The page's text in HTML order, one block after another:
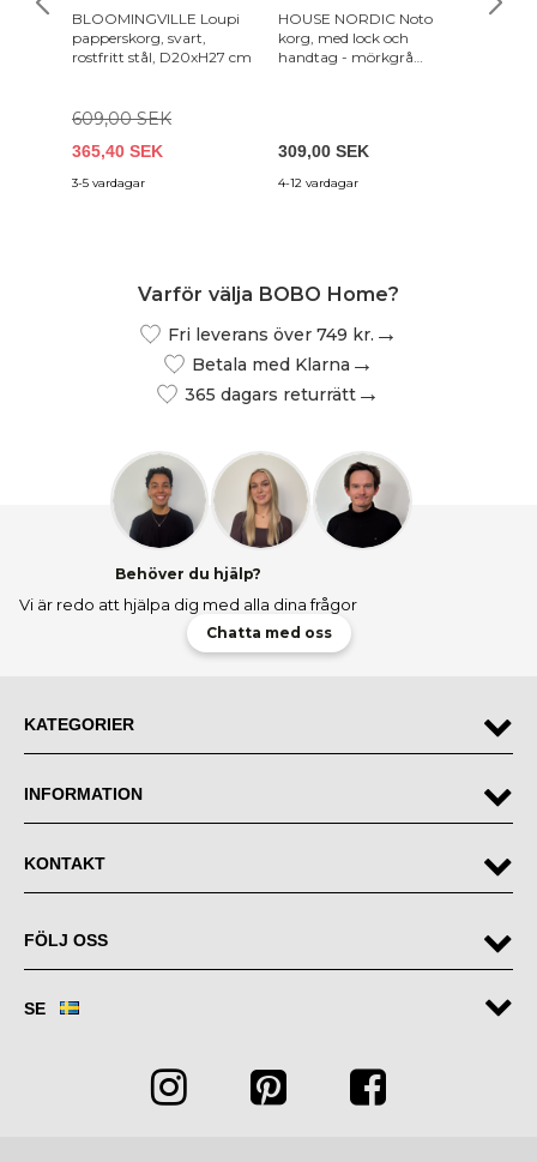
BLOOMINGVILLE Loupi
papperskorg, svart,
rostfritt stål, D20xH27 cm
609,00 SEK
365,40 SEK
3-5 vardagar
HOUSE NORDIC Noto
korg, med lock och
handtag - mörkgrå
309,00 SEK
4-12 vardagar
Varför välja BOBO Home?
Fri leverans över 749 kr.
Betala med Klarna
365 dagars returrätt
Behöver du hjälp?
Vi är redo att hjälpa dig med alla dina frågor
Chatta med oss
KATEGORIER
INFORMATION
KONTAKT
FÖLJ OSS
SE